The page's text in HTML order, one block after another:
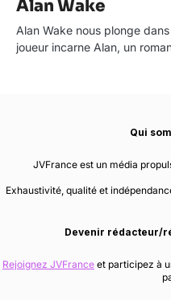
Alan Wake
Alan Wake nous plonge
joueur incarne Alan, un
Qui
JVFrance est un média
Exhaustivité, qualité et
Devenir rédacteur/
Rejoignez JVFrance et participez à